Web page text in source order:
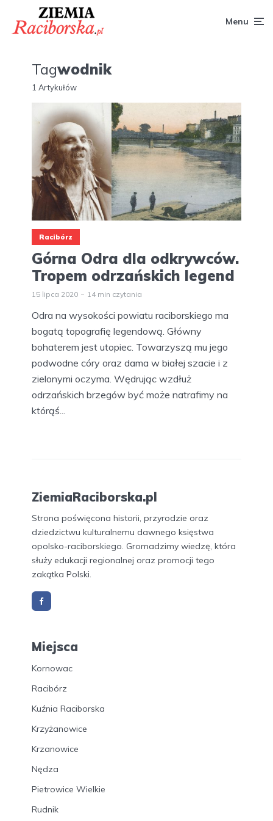
Menu
Tagwodnik
1 Artykułów
Racibórz
Górna Odra dla odkrywców.
Tropem odrzańskich legend
15 lipca 2020 14 min czytania
Odra na wysokości powiatu raciborskiego ma
bogatą topografię legendową. Główny
bohaterem jest utopiec. Towarzyszą mu jego
podwodne córy oraz dama w białej szacie i z
zielonymi oczyma. Wędrując wzdłuż
odrzańskich brzegów być może natrafimy na
którąś...
ZiemiaRaciborska.pl
Strona poświęcona historii, przyrodzie oraz
dziedzictwu kulturalnemu dawnego księstwa
opolsko-raciborskiego. Gromadzimy wiedzę, która
służy edukacji regionalnej oraz promocji tego
zakątka Polski.
Miejsca
Kornowac
Racibórz
Kuźnia Raciborska
Krzyżanowice
Krzanowice
Nędza
Pietrowice Wielkie
Rudnik